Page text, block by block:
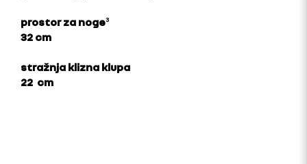
prostor za noge³
32 cm
stražnja klizna klupa
22 cm